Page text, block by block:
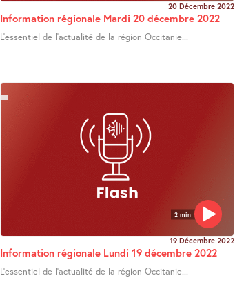
20 Décembre 2022
Information régionale Mardi 20 décembre 2022
L’essentiel de l’actualité de la région Occitanie...
2 min
19 Décembre 2022
Information régionale Lundi 19 décembre 2022
L’essentiel de l’actualité de la région Occitanie...